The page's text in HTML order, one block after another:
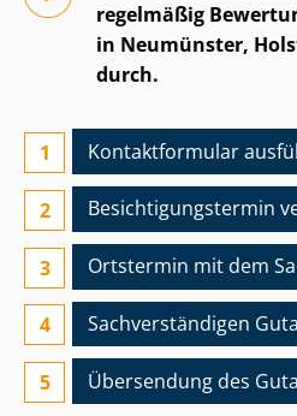
regelmäßig
in Neumünster,
durch.
Kontaktformular
Besichtigungs­termin
Ortstermin mit dem
Sach­ver­stän­di­gen
Übersendung des